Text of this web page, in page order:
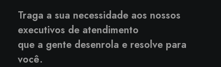
Traga a sua necessidade aos nossos
executivos de atendimento
que a gente desenrola e resolve para
você.